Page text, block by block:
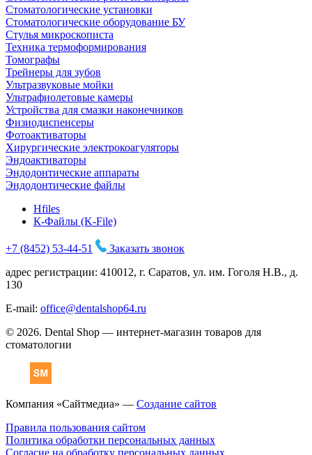
Стоматологические установки
Стоматологические оборудование БУ
Стулья микроскописта
Техника термоформирования
Томографы
Трейнеры для зубов
Ультразвуковые мойки
Ультрафиолетовые камеры
Устройства для смазки наконечников
Физиодиспенсеры
Фотоактиваторы
Хирургические электрокоагуляторы
Эндоактиваторы
Эндодонтические аппараты
Эндодонтические файлы
Hfiles
К-Файлы (K-File)
+7 (8452) 53-44-51
Заказать звонок
адрес регистрации: 410012, г. Саратов, ул. им. Гоголя Н.В., д.
130
E-mail: office@dentalshop64.ru
© 2026. Dental Shop — интернет-магазин товаров для
стоматологии
Компания «Сайтмедиа» — Создание сайтов
Правила пользования сайтом
Политика обработки персональных данных
Согласие на обработку персональных данных